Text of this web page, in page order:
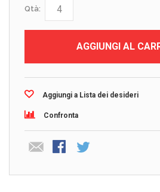
Qtà:
AGGIUNGI AL
Aggiungi a Lista dei desideri
Confronta